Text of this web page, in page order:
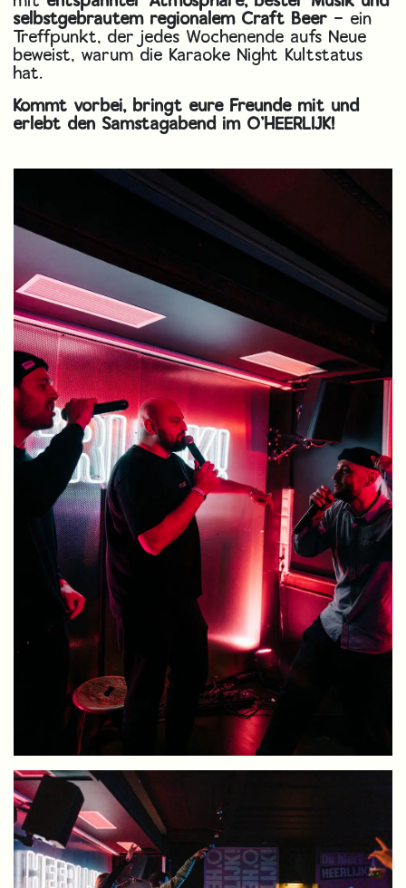
selbstgebrautem regionalem Craft Beer – ein
Treffpunkt, der jedes Wochenende aufs Neue
beweist, warum die Karaoke Night Kultstatus
hat.
Kommt vorbei, bringt eure Freunde mit und
erlebt den Samstagabend im O’HEERLIJK!